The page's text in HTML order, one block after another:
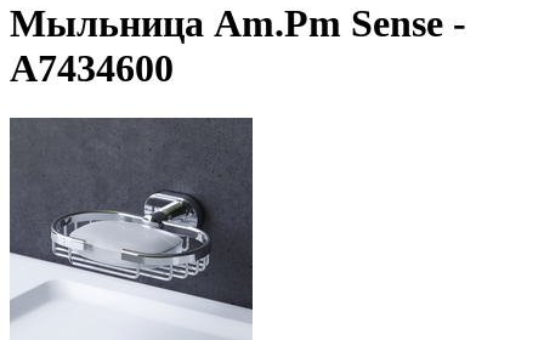
Мыльница Am.Pm Sense -
A7434600